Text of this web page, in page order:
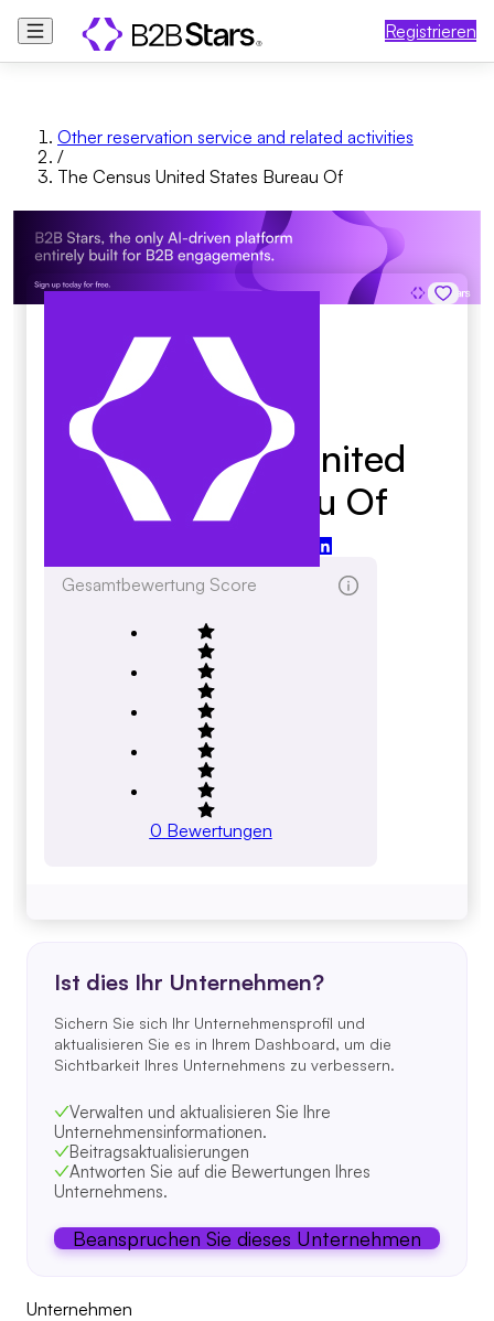
Registrieren
Other reservation service and related activities
/
The Census United States Bureau Of
The Census United
States Bureau Of
Gesamtbewertung Score
0 Bewertungen
Ist dies Ihr Unternehmen?
Sichern Sie sich Ihr Unternehmensprofil und
aktualisieren Sie es in Ihrem Dashboard, um die
Sichtbarkeit Ihres Unternehmens zu verbessern.
Verwalten und aktualisieren Sie Ihre
Unternehmensinformationen.
Beitragsaktualisierungen
Antworten Sie auf die Bewertungen Ihres
Unternehmens.
Beanspruchen Sie dieses Unternehmen
Unternehmen